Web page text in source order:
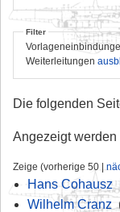
Filter
Weiterleitungen
Die folgenden
Angezeigt werden
Zeige (vorherige 50 |
Hans Cohausz‎
Wilhelm Cranz ‎